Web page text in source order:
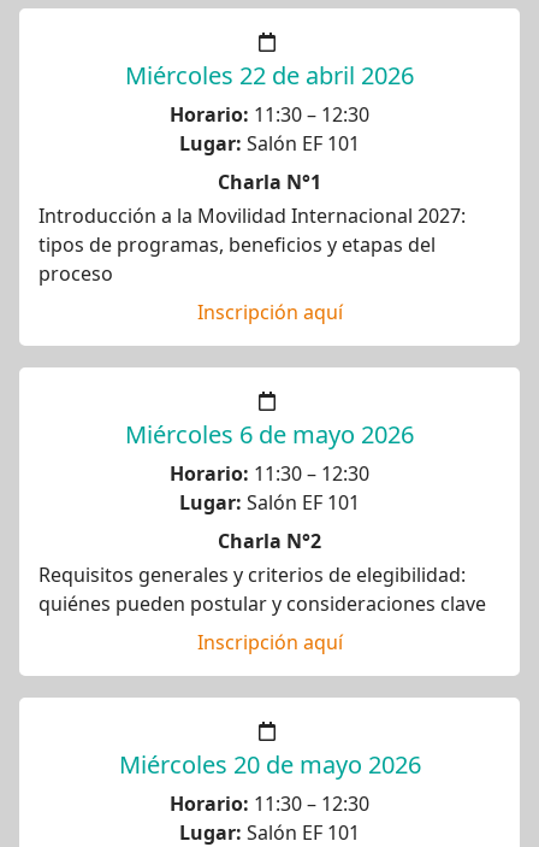
Miércoles 22 de abril 2026
Horario: 11:30 – 12:30
Lugar: Salón EF 101
Charla N°1
Introducción a la Movilidad Internacional 2027:
tipos de programas, beneficios y etapas del
proceso
Inscripción aquí
Miércoles 6 de mayo 2026
Horario: 11:30 – 12:30
Lugar: Salón EF 101
Charla N°2
Requisitos generales y criterios de elegibilidad:
quiénes pueden postular y consideraciones clave
Inscripción aquí
Miércoles 20 de mayo 2026
Horario: 11:30 – 12:30
Lugar: Salón EF 101